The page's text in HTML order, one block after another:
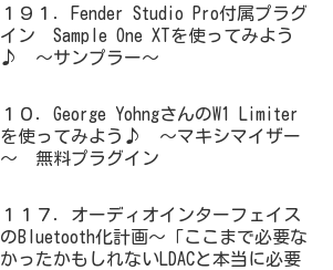
１９１．Fender Studio Pro付属プラグ
イン Sample One XTを使ってみよう
♪ ～サンプラー～
１０．George YohngさんのW1 Limiter
を使ってみよう♪ ～マキシマイザー
～ 無料プラグイン
１１７．オーディオインターフェイス
のBluetooth化計画～「ここまで必要な
かったかもしれないLDACと本当に必要